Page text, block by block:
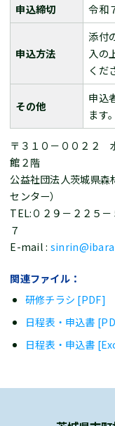
申込締切
令和
申込方法
添付
入の
くだ
その他
申込
ます。
〒３１０－００２２
館２階
公益社団法人茨城県森
センター）
TEL:０２９－２２５
７
E-mail :
関連ファイル：
研修チラシ [PDF]
日程表・申込書
日程表・申込書